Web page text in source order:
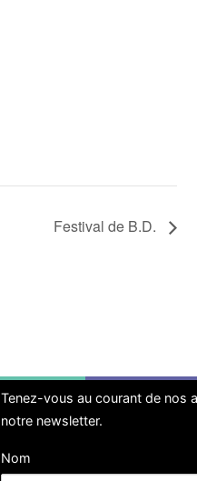
Festival de B.D.
Tenez-vous au courant de nos
notre newsletter.
Nom